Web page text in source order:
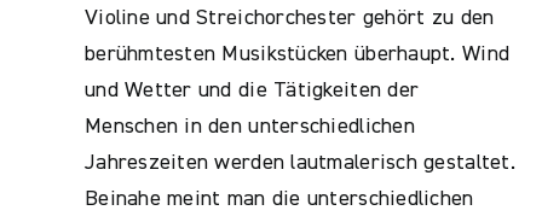
Violine und Streichorchester gehört zu den
berühmtesten Musikstücken überhaupt. Wind
und Wetter und die Tätigkeiten der
Menschen in den unterschiedlichen
Jahreszeiten werden lautmalerisch gestaltet.
Beinahe meint man die unterschiedlichen